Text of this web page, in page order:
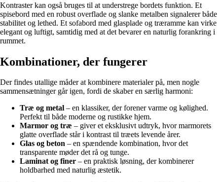
Kontraster kan også bruges til at understrege bordets funktion. Et
spisebord med en robust overflade og slanke metalben signalerer både
stabilitet og lethed. Et sofabord med glasplade og træramme kan virke
elegant og luftigt, samtidig med at det bevarer en naturlig forankring i
rummet.
Kombinationer, der fungerer
Der findes utallige måder at kombinere materialer på, men nogle
sammensætninger går igen, fordi de skaber en særlig harmoni:
Træ og metal – en klassiker, der forener varme og kølighed.
Perfekt til både moderne og rustikke hjem.
Marmor og træ – giver et eksklusivt udtryk, hvor marmorets
glatte overflade står i kontrast til træets levende årer.
Glas og beton – en spændende kombination, hvor det
transparente møder det rå og tunge.
Laminat og finer – en praktisk løsning, der kombinerer
holdbarhed med naturlig æstetik.